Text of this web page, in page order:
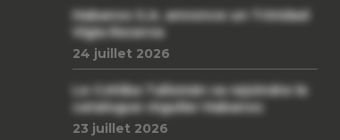
Habanos S.A. annonce un Trinidad
Vigia Reserva
24 juillet 2026
Le Cohiba Talismán va rejoindre le
catalogue régulier Habanos
23 juillet 2026